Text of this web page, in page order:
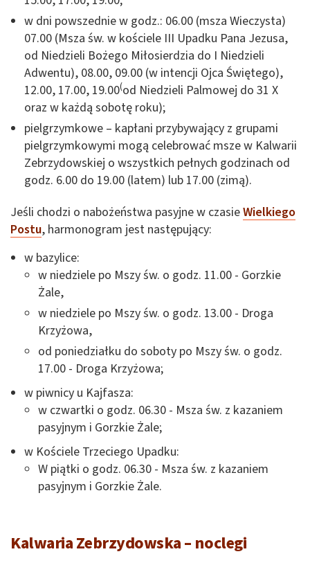
w dni powszednie w godz.: 06.00 (msza Wieczysta)
07.00 (Msza św. w kościele III Upadku Pana Jezusa,
od Niedzieli Bożego Miłosierdzia do I Niedzieli
Adwentu), 08.00, 09.00 (w intencji Ojca Świętego),
12.00, 17.00, 19.00(od Niedzieli Palmowej do 31 X
oraz w każdą sobotę roku);
pielgrzymkowe – kapłani przybywający z grupami
pielgrzymkowymi mogą celebrować msze w Kalwarii
Zebrzydowskiej o wszystkich pełnych godzinach od
godz. 6.00 do 19.00 (latem) lub 17.00 (zimą).
Jeśli chodzi o nabożeństwa pasyjne w czasieWielkiego
Postu, harmonogram jest następujący:
w bazylice:
w niedziele po Mszy św. o godz. 11.00 - Gorzkie
Żale,
w niedziele po Mszy św. o godz. 13.00 - Droga
Krzyżowa,
od poniedziałku do soboty po Mszy św. o godz.
17.00 - Droga Krzyżowa;
w piwnicy u Kajfasza:
w czwartki o godz. 06.30 - Msza św. z kazaniem
pasyjnym i Gorzkie Żale;
w Kościele Trzeciego Upadku:
W piątki o godz. 06.30 - Msza św. z kazaniem
pasyjnym i Gorzkie Żale.
Kalwaria Zebrzydowska – noclegi